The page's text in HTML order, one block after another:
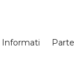
Informati